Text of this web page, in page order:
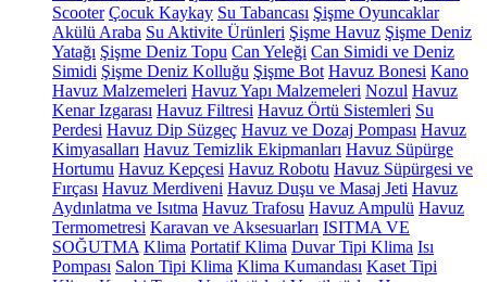
Scooter Çocuk Kaykay Su Tabancası Şişme Oyuncaklar
Akülü Araba Su Aktivite Ürünleri Şişme Havuz Şişme Deniz
Yatağı Şişme Deniz Topu Can Yeleği Can Simidi ve Deniz
Simidi Şişme Deniz Kolluğu Şişme Bot Havuz Bonesi Kano
Havuz Malzemeleri Havuz Yapı Malzemeleri Nozul Havuz
Kenar Izgarası Havuz Filtresi Havuz Örtü Sistemleri Su
Perdesi Havuz Dip Süzgeç Havuz ve Dozaj Pompası Havuz
Kimyasalları Havuz Temizlik Ekipmanları Havuz Süpürge
Hortumu Havuz Kepçesi Havuz Robotu Havuz Süpürgesi ve
Fırçası Havuz Merdiveni Havuz Duşu ve Masaj Jeti Havuz
Aydınlatma ve Isıtma Havuz Trafosu Havuz Ampulü Havuz
Termometresi Karavan ve Aksesuarları ISITMA VE
SOĞUTMA Klima Portatif Klima Duvar Tipi Klima Isı
Pompası Salon Tipi Klima Klima Kumandası Kaset Tipi